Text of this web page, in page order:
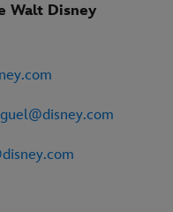
Walt Disney